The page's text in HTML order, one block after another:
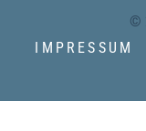
©
IMPRESSUM